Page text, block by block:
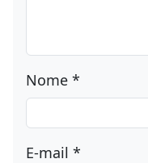
Nome *
E-mail *